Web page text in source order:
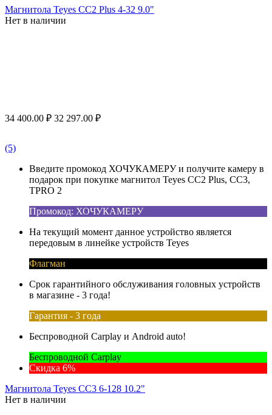
Магнитола Teyes CC2 Plus 4-32 9.0"
Нет в наличии
34 400.00 ₽ 32 297.00 ₽
(5)
Введите промокод ХОЧУКАМЕРУ и получите камеру в
подарок при покупке магнитол Teyes CC2 Plus, CC3,
TPRO 2
Промокод: ХОЧУКАМЕРУ
На текущий момент данное устройство является
передовым в линейке устройств Teyes
Флагман
Срок гарантийного обслуживания головных устройств
в магазине - 3 года!
Гарантия - 3 года
Беспроводной Carplay и Android auto!
Беспроводной Carplay
Скидка 6%
Магнитола Teyes CC3 6-128 10.2"
Нет в наличии